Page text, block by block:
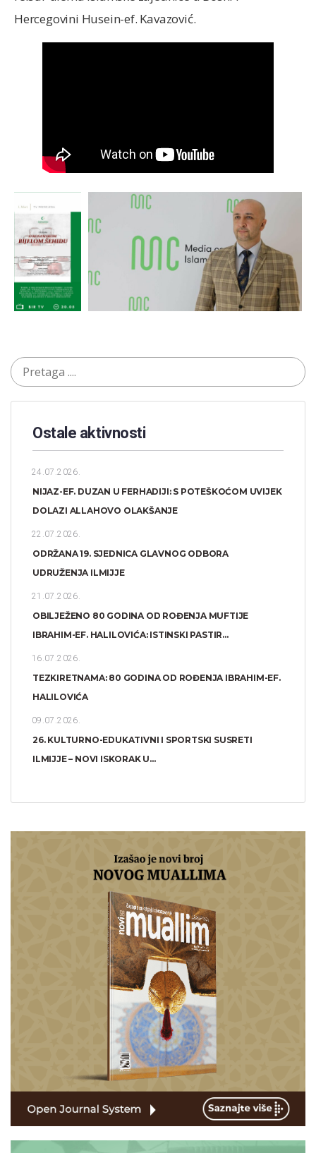
Hercegovini Husein-ef. Kavazović.
Ostale aktivnosti
24.07.2026.
NIJAZ-EF. DUZAN U FERHADIJI: S POTEŠKOĆOM UVIJEK
DOLAZI ALLAHOVO OLAKŠANJE
22.07.2026.
ODRŽANA 19. SJEDNICA GLAVNOG ODBORA
UDRUŽENJA ILMIJJE
21.07.2026.
OBILJEŽENO 80 GODINA OD ROĐENJA MUFTIJE
IBRAHIM-EF. HALILOVIĆA: ISTINSKI PASTIR...
16.07.2026.
TEZKIRETNAMA: 80 GODINA OD ROĐENJA IBRAHIM-EF.
HALILOVIĆA
09.07.2026.
26. KULTURNO-EDUKATIVNI I SPORTSKI SUSRETI
ILMIJJE – NOVI ISKORAK U...